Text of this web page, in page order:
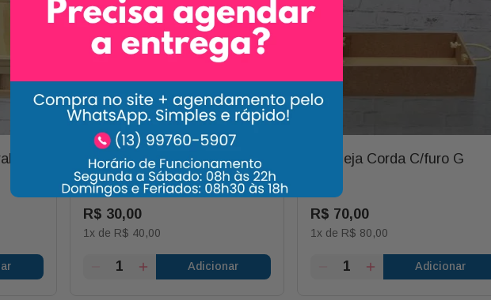
com
Tábua Platter 35x50cm
R$ 30,00
1x de R$ 40,00
Adicionar
Bandeja Corda C/furo G
R$ 70,00
1x de R$ 80,00
Adicionar